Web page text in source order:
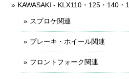
KAWASAKI - KLX110・125・140・
スプロケ関連
ブレーキ・ホイール関連
フロントフォーク関連